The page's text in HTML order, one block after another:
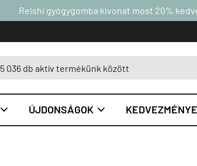
Reishi gyógygomba kivonat most 20%
 ÚJDONSÁGOK 